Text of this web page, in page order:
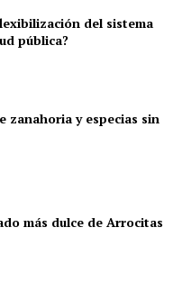
del sistema
pública?
zanahoria y especias sin
más dulce de Arrocitas